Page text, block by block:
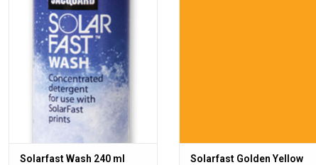
unentwickelte Solarfast-Farben
und verringert das Risiko von
Farbflecken beim Waschen.
Solarfast Wash 240 ml
Solarfast Golden Yellow